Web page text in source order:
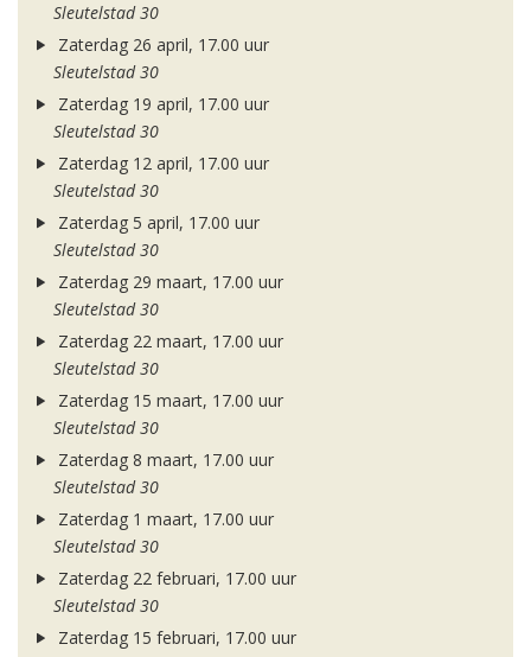
Sleutelstad 30
Zaterdag 26 april, 17.00 uur
Sleutelstad 30
Zaterdag 19 april, 17.00 uur
Sleutelstad 30
Zaterdag 12 april, 17.00 uur
Sleutelstad 30
Zaterdag 5 april, 17.00 uur
Sleutelstad 30
Zaterdag 29 maart, 17.00 uur
Sleutelstad 30
Zaterdag 22 maart, 17.00 uur
Sleutelstad 30
Zaterdag 15 maart, 17.00 uur
Sleutelstad 30
Zaterdag 8 maart, 17.00 uur
Sleutelstad 30
Zaterdag 1 maart, 17.00 uur
Sleutelstad 30
Zaterdag 22 februari, 17.00 uur
Sleutelstad 30
Zaterdag 15 februari, 17.00 uur